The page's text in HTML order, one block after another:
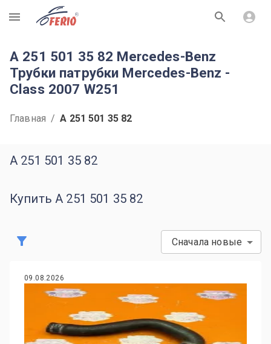
R
A 251 501 35 82 Mercedes-Benz
Трубки патрубки Mercedes-Benz -
Class 2007 W251
Главная / A 251 501 35 82
A 251 501 35 82
Купить A 251 501 35 82
Сначала новые
09.08.2026